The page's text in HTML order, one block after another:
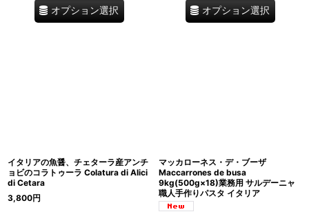
オプション選択 オプション選択
イタリアの魚醤、チェターラ産アンチ
ョビのコラトゥーラ Colatura di Alici
di Cetara
3,800円
マッカローネス・デ・ブーザ
Maccarrones de busa
9kg(500g×18)業務用 サルデーニャ
職人手作りパスタ イタリア